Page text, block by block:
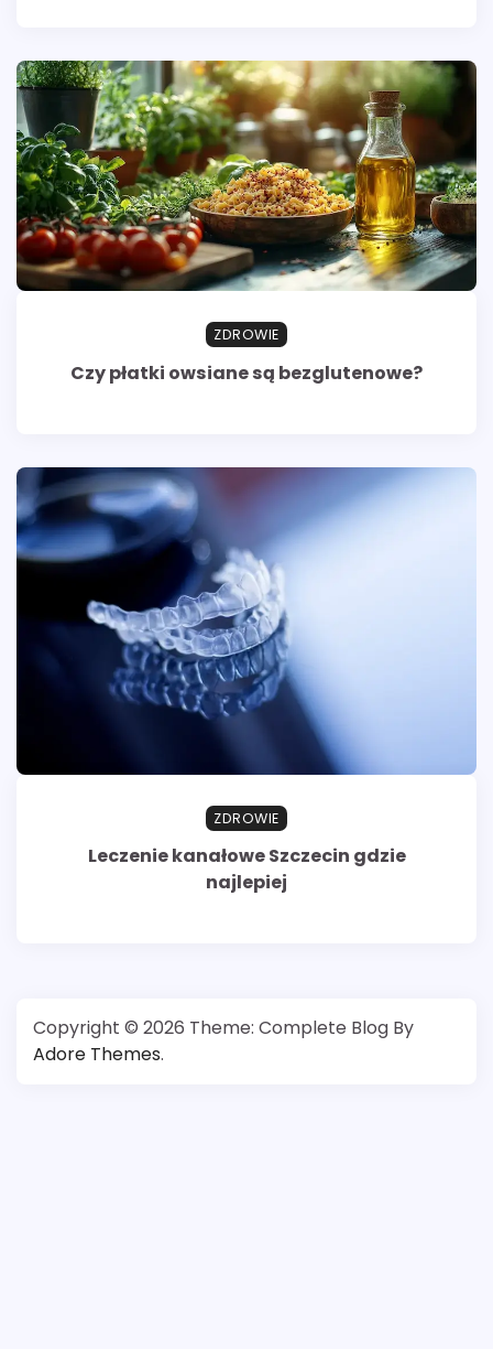
ZDROWIE
Czy płatki owsiane są bezglutenowe?
ZDROWIE
Leczenie kanałowe Szczecin gdzie
najlepiej
Copyright © 2026 Theme: Complete Blog By
Adore Themes.